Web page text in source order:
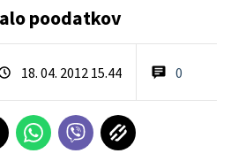
poodatkov
18. 04. 2012 15.44 0